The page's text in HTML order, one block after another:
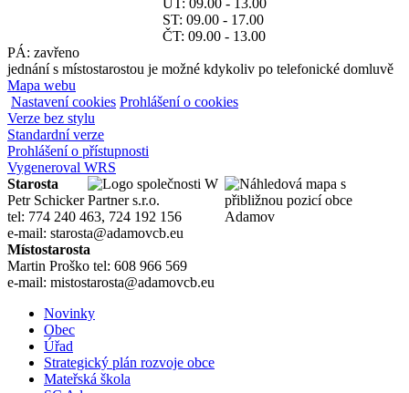
ÚT: 09.00 - 13.00
ST: 09.00 - 17.00
ČT: 09.00 - 13.00
PÁ: zavřeno
jednání s místostarostou je možné kdykoliv po telefonické domluvě
Mapa webu
Nastavení cookies Prohlášení o cookies
Verze bez stylu
Standardní verze
Prohlášení o přístupnosti
Vygeneroval WRS
Starosta
Petr Schicker
tel: 774 240 463, 724 192 156
e-mail: starosta@adamovcb.eu
Místostarosta
Martin Proško tel: 608 966 569
e-mail: mistostarosta@adamovcb.eu
Novinky
Obec
Úřad
Strategický plán rozvoje obce
Mateřská škola